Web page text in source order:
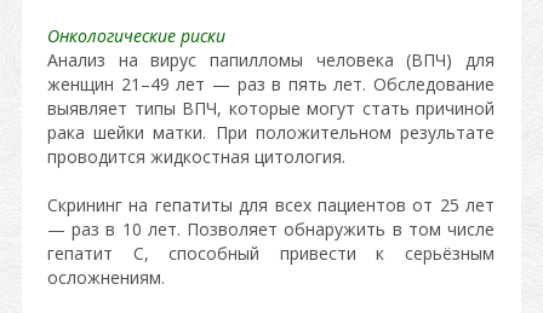
Онкологические риски
Анализ на вирус папилломы человека (ВПЧ) для
женщин 21–49 лет — раз в пять лет. Обследование
выявляет типы ВПЧ, которые могут стать причиной
рака шейки матки. При положительном результате
проводится жидкостная цитология.
Скрининг на гепатиты для всех пациентов от 25 лет
— раз в 10 лет. Позволяет обнаружить в том числе
гепатит С, способный привести к серьёзным
осложнениям.